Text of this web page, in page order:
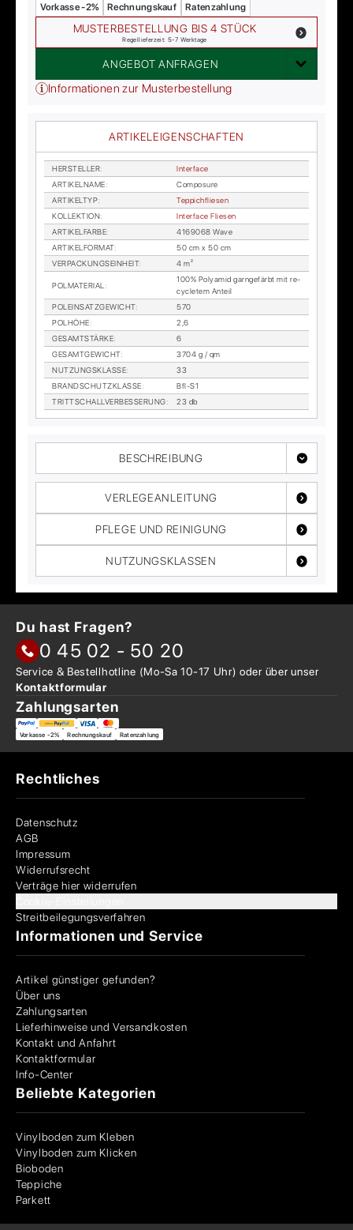
Vorkasse -2% Rechnungskauf Ratenzahlung
MUSTERBESTELLUNG BIS 4 STÜCK
Regellieferzeit: 5-7 Werktage
ANGEBOT ANFRAGEN
Informationen zur Musterbestellung
ARTIKELEIGENSCHAFTEN
HER­STEL­LER:
In­ter­face
AR­TI­KEL­NA­ME:
Com­po­sure
AR­TI­KEL­TYP:
Tep­pich­flie­sen
KOL­LEK­TI­ON:
In­ter­face Flie­sen
AR­TI­KEL­FAR­BE:
4169068 Wave
AR­TI­KEL­FOR­MAT:
50 cm x 50 cm
VER­PA­CKUNGS­EIN­HEIT: 4 m²
POL­MA­TE­RI­AL :
100% Po­ly­amid garn­ge­färbt mit re­
cy­cle­tem An­teil
POL­EIN­SATZ­GE­WICHT:
570
POL­HÖ­HE:
2,6
GE­SAMT­STÄR­KE:
6
GE­SAMT­GE­WICHT:
3704 g / qm
NUT­ZUNGS­KLAS­SE:
33
BRAND­SCHUTZ­KLAS­SE:
Bfl-S1
TRITT­SCHALL­VER­BES­SE­RUNG: 23 db
BESCHREIBUNG
VERLEGEANLEITUNG
PFLEGE UND REINIGUNG
NUTZUNGSKLASSEN
Du hast Fragen?
0 45 02 - 50 20
Service & Bestellhotline (Mo-Sa 10-17 Uhr) oder überunser
Kontaktformular
Zahlungsarten
Vorkasse -2% Rechnungskauf Ratenzahlung
Rechtliches
Datenschutz
AGB
Impressum
Widerrufsrecht
Verträge hier widerrufen
Streitbeilegungsverfahren
Informationen und Service
Artikel günstiger gefunden?
Über uns
Zahlungsarten
Lieferhinweise und Versandkosten
Kontakt und Anfahrt
Kontaktformular
Info-Center
Beliebte Kategorien
Vinylboden zum Kleben
Vinylboden zum Klicken
Bioboden
Teppiche
Parkett